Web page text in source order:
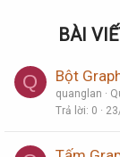
BÀI
Q Bột
quanglan
Trả lời 0